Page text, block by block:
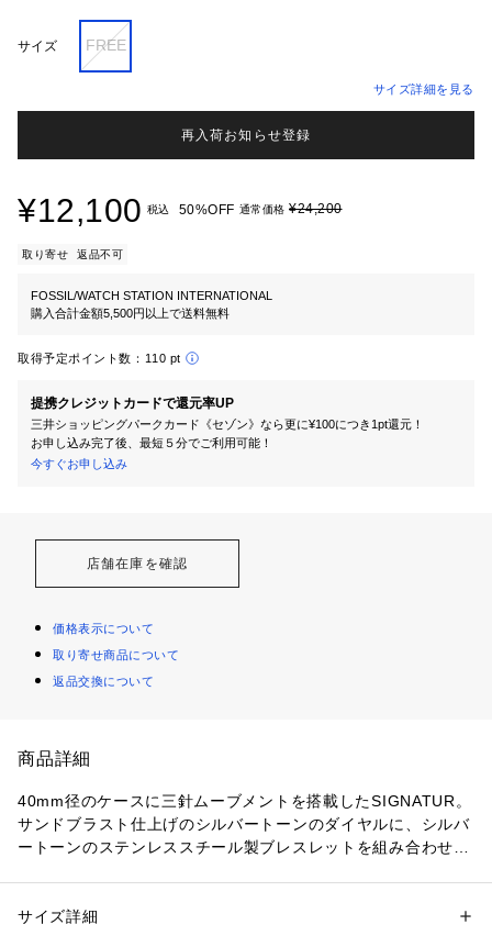
サイズ FREE
サイズ詳細を見る
再入荷お知らせ登録
¥12,100 税込 50%OFF 通常価格 ¥24,200
取り寄せ 返品不可
FOSSIL/WATCH STATION INTERNATIONAL
購入合計金額5,500円以上で送料無料
取得予定ポイント数： 110 pt
提携クレジットカードで還元率UP
三井ショッピングパークカード《セゾン》なら更に¥100につき1pt還元！
お申し込み完了後、最短５分でご利用可能！
今すぐお申し込み
店舗在庫を確認
価格表示について
取り寄せ商品について
返品交換について
商品詳細
40mm径のケースに三針ムーブメントを搭載したSIGNATUR。
サンドブラスト仕上げのシルバートーンのダイヤルに、シルバ
ートーンのステンレススチール製ブレスレットを組み合わせま
コレクション名：SIGNATUR
性別：メンズ
サイズ詳細